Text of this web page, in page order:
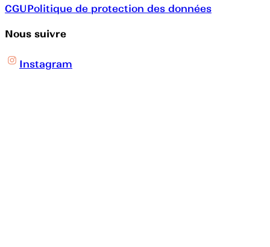
CGUPolitique de protection des données
Nous suivre
Instagram